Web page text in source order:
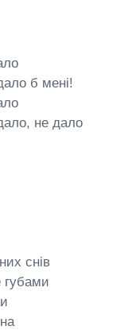
б мені!
не дало
снів